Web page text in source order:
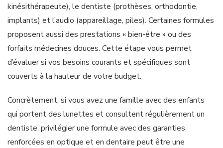
kinésithérapeute), le dentiste (prothèses, orthodontie,
implants) et l’audio (appareillage, piles). Certaines formules
proposent aussi des prestations « bien-être » ou des
forfaits médecines douces. Cette étape vous permet
d’évaluer si vos besoins courants et spécifiques sont
couverts à la hauteur de votre budget.
Concrètement, si vous avez une famille avec des enfants
qui portent des lunettes et consultent régulièrement un
dentiste, privilégier une formule avec des garanties
renforcées en optique et en dentaire peut être une